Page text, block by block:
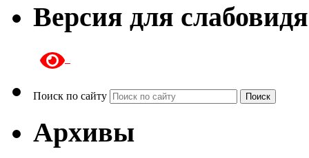
Версия для
Поиск по сайту Поиск
Архивы